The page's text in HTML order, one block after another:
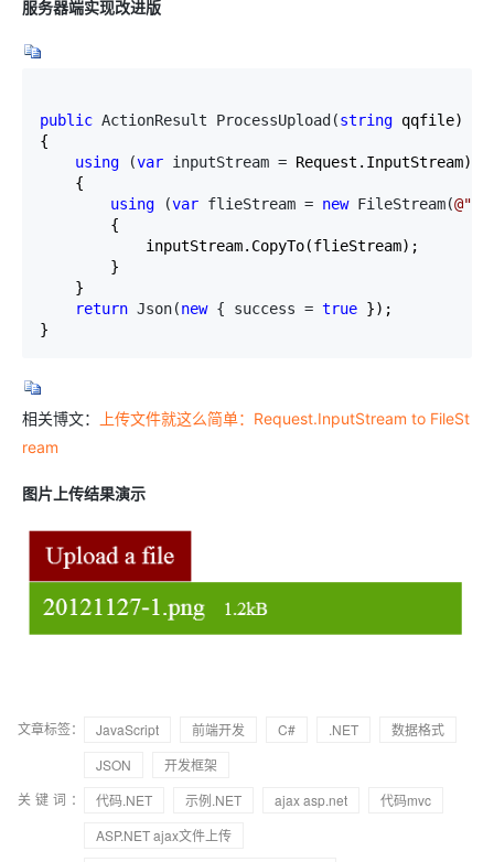
服务器端实现改进版
public ActionResult ProcessUpload(string qqfile)
{
using (var inputStream = Request.InputStream)
    {
using (var flieStream = new FileStream(@"
        {
            inputStream.CopyTo(flieStream);
        }
    }
return Json(new { success = true });
}
相关博文：
上传文件就这么简单：Request.InputStream to FileSt
ream
图片上传结果演示
文章标签： JavaScript 前端开发 C# .NET
数据格式
JSON
开发框架
关键词：
代码.NET 示例.NET ajax asp.net
代码mvc
ASP.NET ajax文件上传